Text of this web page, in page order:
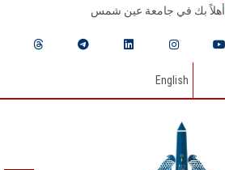
أهلاً بك في جامعة عين شمس
English